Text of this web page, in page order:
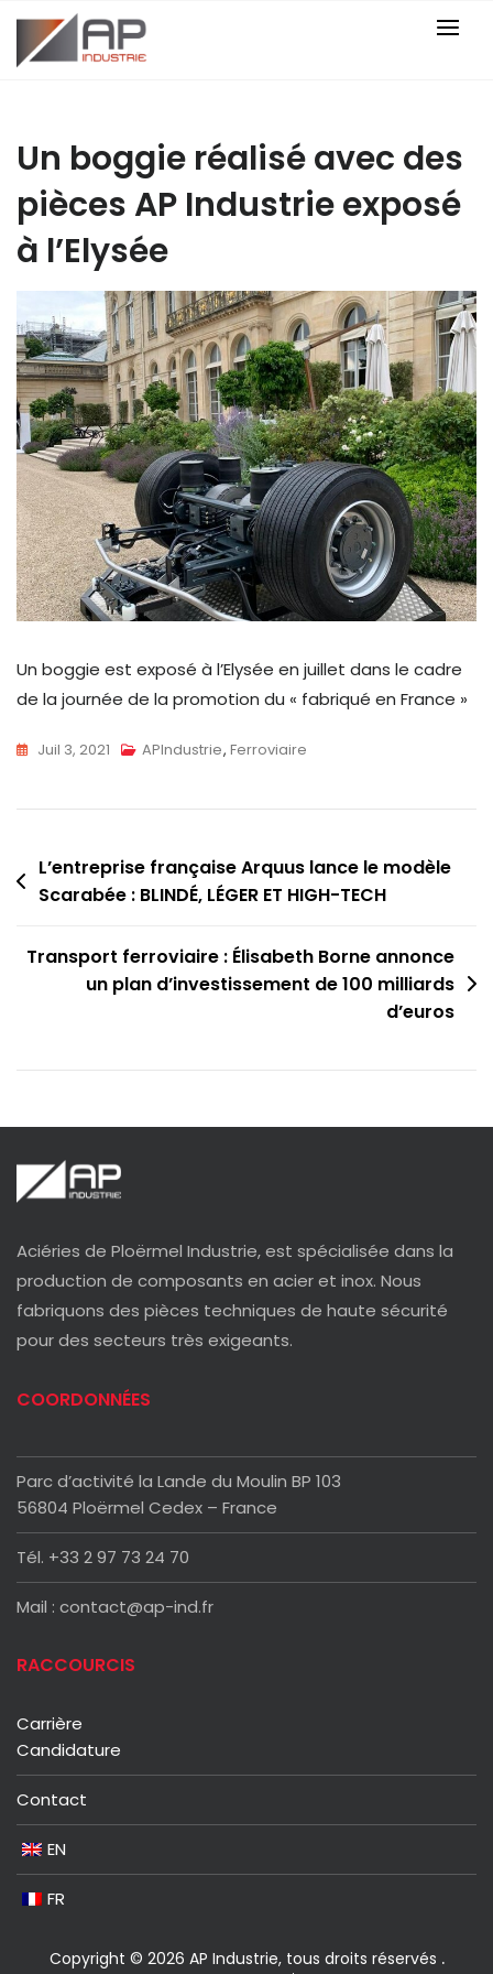
content
Un boggie réalisé avec des
pièces AP Industrie exposé
à l’Elysée
Un boggie est exposé à l’Elysée en juillet dans le cadre
de la journée de la promotion du « fabriqué en France »
Juil 3, 2021 APIndustrie, Ferroviaire
Navigation
de
L’entreprise française Arquus lance le modèle
Scarabée : BLINDÉ, LÉGER ET HIGH-TECH
Transport ferroviaire : Élisabeth Borne annonce
un plan d’investissement de 100 milliards
d’euros
Aciéries de Ploërmel Industrie, est spécialisée dans la
production de composants en acier et inox. Nous
fabriquons des pièces techniques de haute sécurité
pour des secteurs très exigeants.
COORDONNÉES
Parc d’activité la Lande du Moulin BP 103
56804 Ploërmel Cedex – France
Tél. +33 2 97 73 24 70
Mail : contact@ap-ind.fr
RACCOURCIS
Carrière
Candidature
Contact
EN
FR
Copyright © 2026 AP Industrie, tous droits réservés .